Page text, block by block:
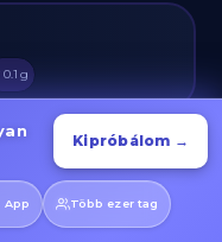
0.1 g
Kipróbálom →
App Több ezer tag